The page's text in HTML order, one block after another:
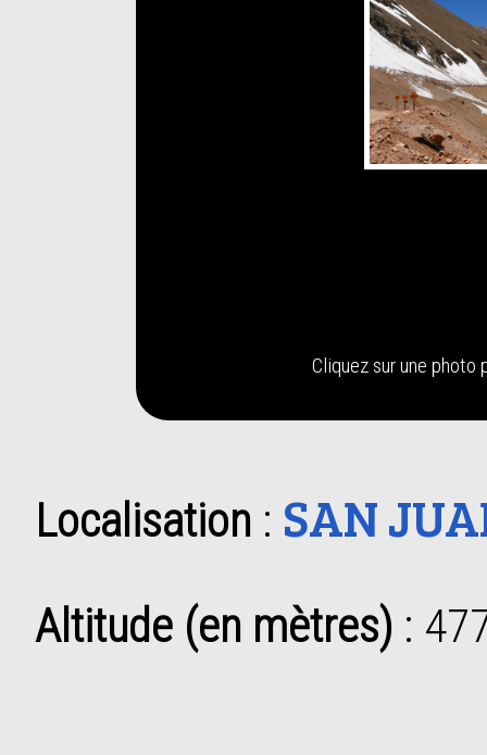
Cliquez sur une photo
Localisation: SAN
Altitude (en mètres) :